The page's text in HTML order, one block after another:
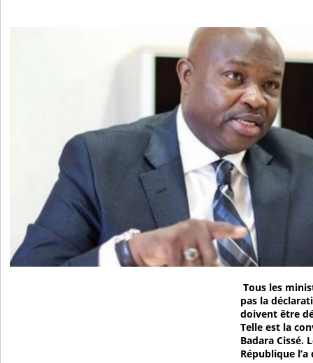
Tous les
pas la
doivent être
Telle est la
Badara Cissé.
République